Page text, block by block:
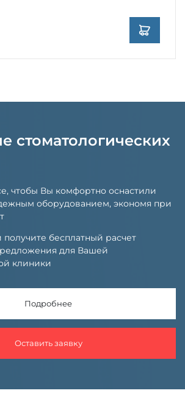
стоматологических
чтобы Вы комфортно оснастили
оборудованием, экономя при
получите бесплатный расчет
для Вашей
клиники
Подробнее
Оставить заявку